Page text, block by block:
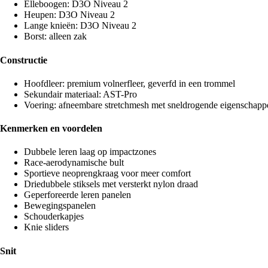
Elleboogen: D3O Niveau 2
Heupen: D3O Niveau 2
Lange knieën: D3O Niveau 2
Borst: alleen zak
Constructie
Hoofdleer: premium volnerfleer, geverfd in een trommel
Sekundair materiaal: AST-Pro
Voering: afneembare stretchmesh met sneldrogende
Kenmerken en voordelen
Dubbele leren laag op impactzones
Race-aerodynamische bult
Sportieve neoprengkraag voor meer comfort
Driedubbele stiksels met versterkt nylon draad
Geperforeerde leren panelen
Bewegingspanelen
Schouderkapjes
Knie sliders
Snit